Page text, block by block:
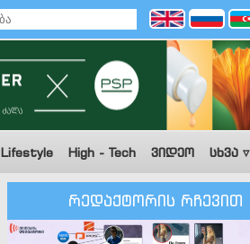
Lifestyle High - Tech ვიდეო სხვა ▿
რედაქტორის რჩევით